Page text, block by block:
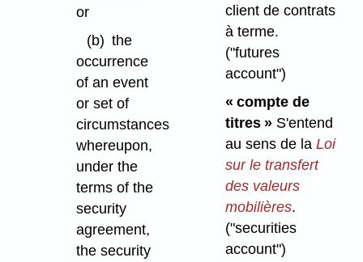
or
(b) the
occurrence
of an event
or set of
circumstances
whereupon,
under the
terms of the
security
agreement,
the security
client de contrats
à terme.
("futures
account")
« compte de
titres »S'entend
au sens de la Loi
sur le transfert
des valeurs
mobilières.
("securities
account")